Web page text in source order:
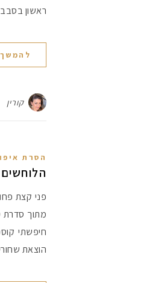
ראשון
קורין
הסרת
הלוחשים
פני קצת
מתוך סדרת
חיפשתי
הוצאת